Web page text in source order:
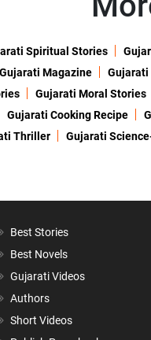
Spiritual Stories
Gujarati Magazine Gujarati
Gujarati Moral Stories
Gujarati Cooking Recipe
Thriller Gujarati
Best Stories
Best Novels
Gujarati Videos
Authors
Short Videos